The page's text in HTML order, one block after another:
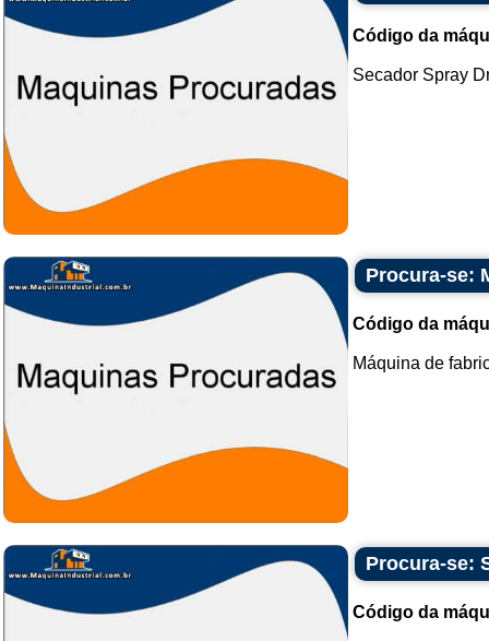
Código da
Secador Spray
Procura-se:
Código da
Máquina de
Procura-se:
Código da